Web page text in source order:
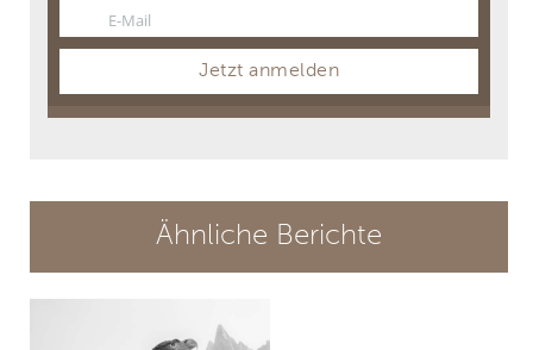
EmailE-Mail
Jetzt anmelden
Ähnliche Berichte